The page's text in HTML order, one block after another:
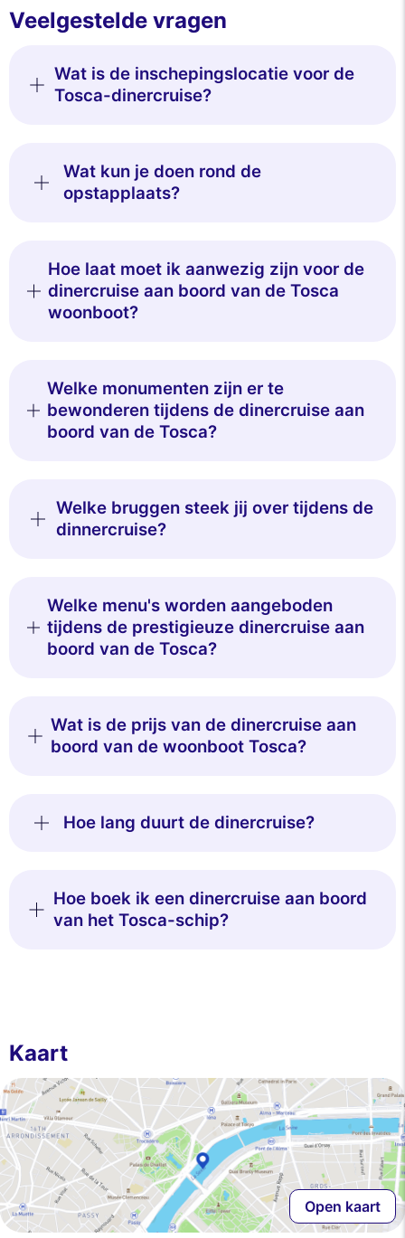
Deze website gebruikt
gegevens om uw browse-ervaring te
verbeteren, ons bereik te meten en de advertenties die u worden
getoond te personaliseren. U kunt uw voorkeuren op elk moment
Veelgestelde vragen
Wat is de inschepingslocatie voor de
Tosca-dinercruise?
Wat kun je doen rond de
opstapplaats?
Hoe laat moet ik aanwezig zijn voor de
dinercruise aan boord van de Tosca
woonboot?
Welke monumenten zijn er te
bewonderen tijdens de dinercruise aan
boord van de Tosca?
Welke bruggen steek jij over tijdens de
dinnercruise?
Welke menu's worden aangeboden
tijdens de prestigieuze dinercruise aan
boord van de Tosca?
Wat is de prijs van de dinercruise aan
boord van de woonboot Tosca?
Hoe lang duurt de dinercruise?
Hoe boek ik een dinercruise aan boord
van het Tosca-schip?
Kaart
Open kaart